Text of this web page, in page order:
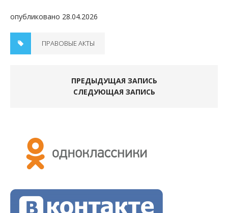
опубликовано 28.04.2026
ПРАВОВЫЕ АКТЫ
ПРЕДЫДУЩАЯ ЗАПИСЬ
СЛЕДУЮЩАЯ ЗАПИСЬ